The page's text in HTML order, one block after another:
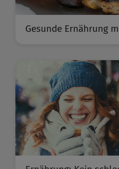
Gesunde Ernährung